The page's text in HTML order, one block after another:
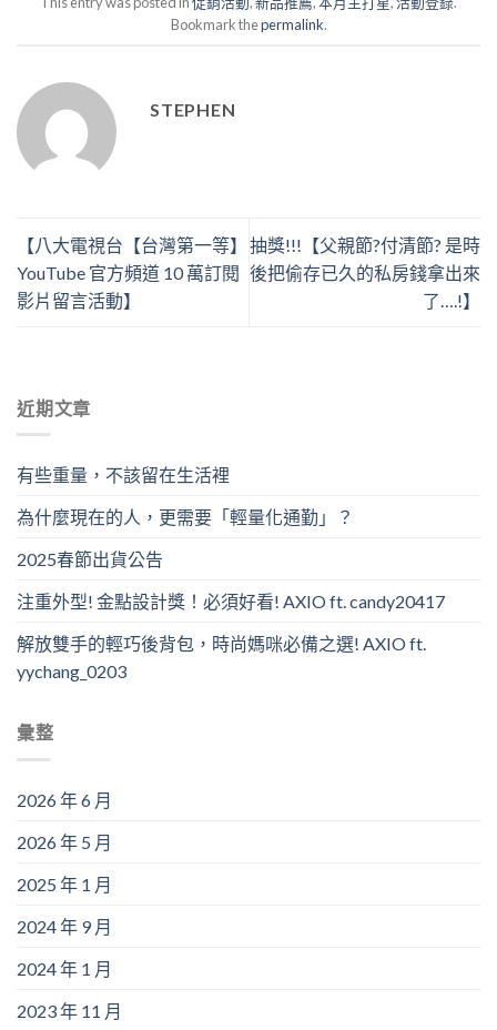
Bookmark thepermalink.
STEPHEN
【八大電視台【台灣第一等】
YouTube 官方頻道 10 萬訂閱
影片留言活動】
抽獎!!!【父親節?付清節? 是時
後把偷存已久的私房錢拿出來
了….!​】
近期文章
有些重量，不該留在生活裡
為什麼現在的人，更需要「輕量化通勤」？
2025春節出貨公告
注重外型! 金點設計獎！必須好看! AXIO ft. candy20417
解放雙手的輕巧後背包，時尚媽咪必備之選! AXIO ft.
yychang_0203
彙整
2026 年 6 月
2026 年 5 月
2025 年 1 月
2024 年 9 月
2024 年 1 月
2023 年 11 月